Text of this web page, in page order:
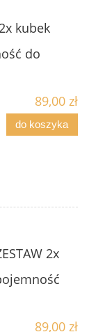
kubek
do
89,00 zł
do koszyka
2x
89,00 zł